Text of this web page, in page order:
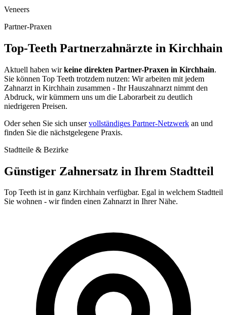
Veneers
Partner-Praxen
Top-Teeth Partnerzahnärzte in Kirchhain
Aktuell haben wirkeine direkten Partner-Praxen in Kirchhain.
Sie können Top Teeth trotzdem nutzen: Wir arbeiten mit jedem
Zahnarzt in Kirchhain zusammen - Ihr Hauszahnarzt nimmt den
Abdruck, wir kümmern uns um die Laborarbeit zu deutlich
niedrigeren Preisen.
Oder sehen Sie sich unservollständiges Partner-Netzwerk an und
finden Sie die nächstgelegene Praxis.
Stadtteile & Bezirke
Günstiger Zahnersatz in Ihrem Stadtteil
Top Teeth ist in ganz Kirchhain verfügbar. Egal in welchem Stadtteil
Sie wohnen - wir finden einen Zahnarzt in Ihrer Nähe.